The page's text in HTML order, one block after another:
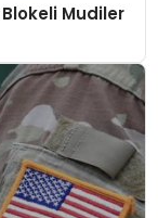
Blokeli Mudiler